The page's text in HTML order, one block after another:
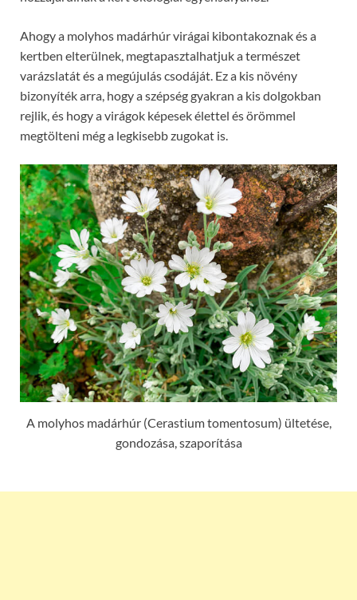
Ahogy a molyhos madárhúr virágai kibontakoznak és a
kertben elterülnek, megtapasztalhatjuk a természet
varázslatát és a megújulás csodáját. Ez a kis növény
bizonyíték arra, hogy a szépség gyakran a kis dolgokban
rejlik, és hogy a virágok képesek élettel és örömmel
megtölteni még a legkisebb zugokat is.
A molyhos madárhúr (Cerastium tomentosum) ültetése,
gondozása, szaporítása